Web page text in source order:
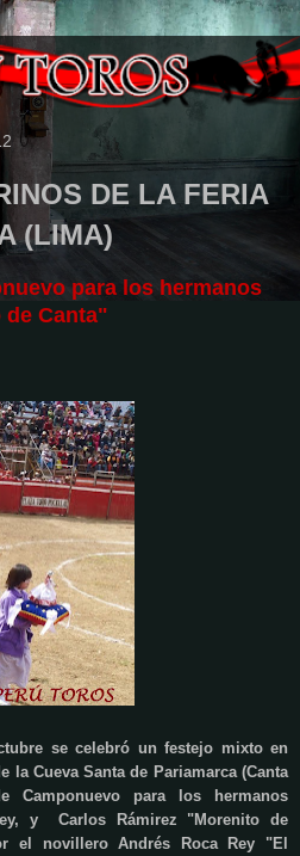
DE LA FERIA
(LIMA)
para los hermanos
de Canta"
se celebró un festejo mixtoen
la Cueva Santa de Pariamarca (Canta
Camponuevopara loshermanos
y Carlos
Rámirez "Morenito de
el novillero Andrés Roca Rey "El